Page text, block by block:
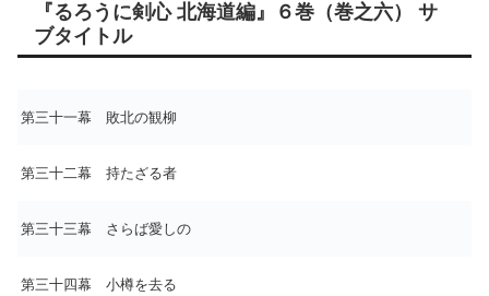
『るろうに剣心 北海道編』６巻（巻之六） サ
ブタイトル
第三十一幕 敗北の観柳
第三十二幕 持たざる者
第三十三幕 さらば愛しの
第三十四幕 小樽を去る